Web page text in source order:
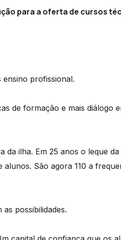
para a oferta de cursos
profissional.
de formação e mais diálogo
da ilha. Em 25 anos o leque
São agora 110 a
possibilidades.